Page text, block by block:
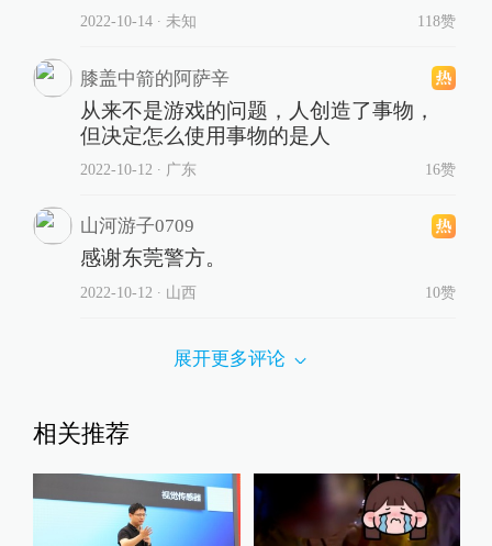
2022-10-14∙ 未知 118赞
膝盖中箭的阿萨辛
从来不是游戏的问题，人创造了事物，
但决定怎么使用事物的是人
2022-10-12 ∙ 广东 16赞
山河游子0709
感谢东莞警方。
2022-10-12 ∙ 山西 10赞
展开更多评论
相关推荐